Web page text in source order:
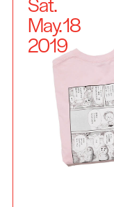
Sat.
May.18
2019